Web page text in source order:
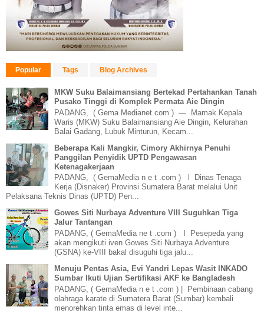
Popular Tags Blog Archives
MKW Suku Balaimansiang Bertekad Pertahankan Tanah
Pusako Tinggi di Komplek Permata Aie Dingin
PADANG, ( Gema Medianet.com ) — Mamak Kepala
Waris (MKW) Suku Balaimansiang Aie Dingin, Kelurahan
Balai Gadang, Lubuk Minturun, Kecam...
Beberapa Kali Mangkir, Cimory Akhirnya Penuhi
Panggilan Penyidik UPTD Pengawasan
Ketenagakerjaan
PADANG, ( GemaMedia n e t .com ) l Dinas Tenaga
Kerja (Disnaker) Provinsi Sumatera Barat melalui Unit
Pelaksana Teknis Dinas (UPTD) Pen...
Gowes Siti Nurbaya Adventure VIII Suguhkan Tiga
Jalur Tantangan
PADANG, ( GemaMedia ne t .com ) I Pesepeda yang
akan mengikuti iven Gowes Siti Nurbaya Adventure
(GSNA) ke-VIII bakal disuguhi tiga jalu...
Menuju Pentas Asia, Evi Yandri Lepas Wasit INKADO
Sumbar Ikuti Ujian Sertifikasi AKF ke Bangladesh
PADANG, ( GemaMedia n e t .com ) | Pembinaan cabang
olahraga karate di Sumatera Barat (Sumbar) kembali
menorehkan tinta emas di level inte...